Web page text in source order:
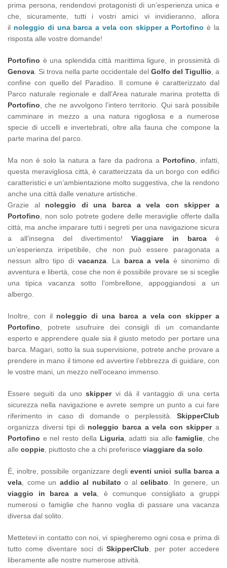
prima persona, rendendovi protagonisti di un’esperienza unica e
che, sicuramente, tutti i vostri amici vi invidieranno, allora
il noleggio di una barca a vela con skipper a Portofino è la
risposta alle vostre domande!
Portofino è una splendida città marittima ligure, in prossimità di
Genova . Si trova nella parte occidentale del Golfo del Tigullio , a
confine con quello del Paradiso. Il comune è caratterizzato dal
Parco naturale regionale e dall’Area naturale marina protetta di
Portofino , che ne avvolgono l’intero territorio. Qui sarà possibile
camminare in mezzo a una natura rigogliosa e a numerose
specie di uccelli e invertebrati, oltre alla fauna che compone la
parte marina del parco.
Ma non è solo la natura a fare da padrona a Portofino , infatti,
questa meravigliosa città, è caratterizzata da un borgo con edifici
caratteristici e un’ambientazione molto suggestiva, che la rendono
anche una città dalle venature artistiche.
Grazie al noleggio di una barca a vela con skipper a
Portofino , non solo potrete godere delle meraviglie offerte dalla
città, ma anche imparare tutti i segreti per una navigazione sicura
a all’insegna del divertimento! Viaggiare in barca è
un’esperienza irripetibile, che non può essere paragonata a
nessun altro tipo di vacanza. La barca a vela è sinonimo di
avventura e libertà, cose che non è possibile provare se si sceglie
una tipica vacanza sotto l’ombrellone, appoggiandosi a un
albergo.
Inoltre, con il noleggio di una barca a vela con skipper a
Portofino , potrete usufruire dei consigli di un comandante
esperto e apprendere quale sia il giusto metodo per portare una
barca. Magari, sotto la sua supervisione, potrete anche provare a
prendere in mano il timone ed avvertire l’ebbrezza di guidare, con
le vostre mani, un mezzo nell’oceano immenso.
Essere seguiti da unoskippervi dà il vantaggio di una certa
sicurezza nella navigazione e avrete sempre un punto a cui fare
riferimento in caso di domande o perplessità. SkipperClub
organizza diversi tipi di noleggio barca a vela con skippera
Portofino e nel resto della Liguria, adatti sia allefamiglie , che
alle coppie , piuttosto che a chi preferisce viaggiare da solo
È, inoltre, possibile organizzare deglieventi unici sulla barca a
vela , come un addio al nubilato o alcelibato . In genere, un
viaggio in barca a vela , è comunque consigliato a gruppi
numerosi o famiglie che hanno voglia di passare una vacanza
diversa dal solito.
Mettetevi in contatto con noi, vi spiegheremo ogni cosa e prima di
tutto come diventare soci di SkipperClub , per poter accedere
liberamente alle nostre numerose attività.